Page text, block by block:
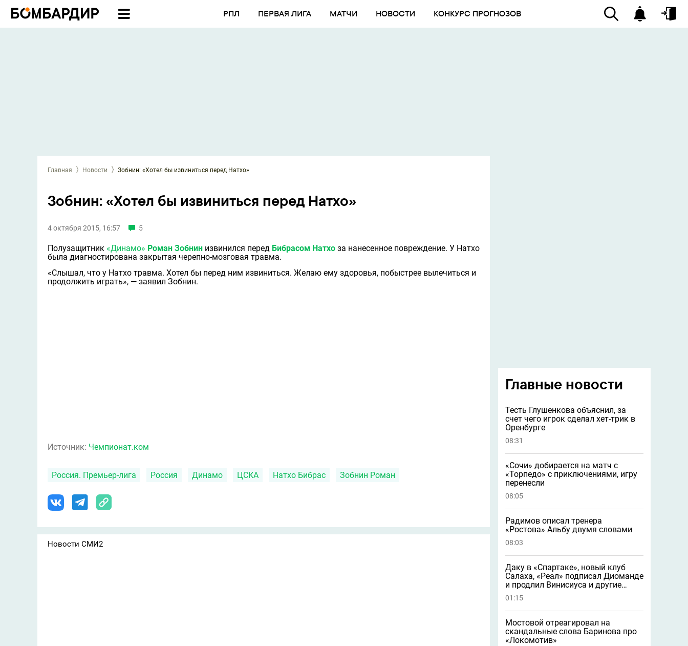
РПЛ ПЕРВАЯ ЛИГА МАТЧИ НОВОСТИ КОНКУРС ПРОГНОЗОВ
Главная Новости Зобнин: «Хотел бы извиниться перед Натхо»
Зобнин: «Хотел бы извиниться перед Натхо»
4 октября 2015, 16:57 5
Полузащитник «Динамо» Роман Зобнин извинился перед Бибрасом Натхо за нанесенное повреждение. У Натхо
была диагностирована закрытая черепно-мозговая травма.
«Слышал, что у Натхо травма. Хотел бы перед ним извиниться. Желаю ему здоровья, побыстрее вылечиться и
продолжить играть», — заявил Зобнин.
Источник: Чемпионат.ком
Россия. Премьер-лига Россия Динамо ЦСКА Натхо Бибрас Зобнин Роман
Новости СМИ2
Главные новости
Тесть Глушенкова объяснил, за
счет чего игрок сделал хет-трик в
Оренбурге
08:31
«Сочи» добирается на матч с
«Торпедо» с приключениями, игру
перенесли
08:05
Радимов описал тренера
«Ростова» Альбу двумя словами
08:03
Даку в «Спартаке», новый клуб
Салаха, «Реал» подписал Диоманде
и продлил Винисиуса и другие
новости
01:15
Мостовой отреагировал на
скандальные слова Баринова про
«Локомотив»